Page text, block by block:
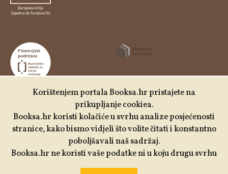
Udruga Kulturtreger je korisnik institucionalne podrške
Nacionalne zaklade za razvoj civilnoga društva za
stabilizaciju i/ili razvoj udruge u području demokratizacije i
društvenog razvoja.
Korištenjem portala Booksa.hr pristajete na
prikupljanje cookiea.
Booksa.hr koristi kolačiće u svrhu analize posjećenosti
stranice, kako bismo vidjeli što volite čitati i konstantno
poboljšavali naš sadržaj.
Booksa.hr ne koristi vaše podatke ni u koju drugu svrhu